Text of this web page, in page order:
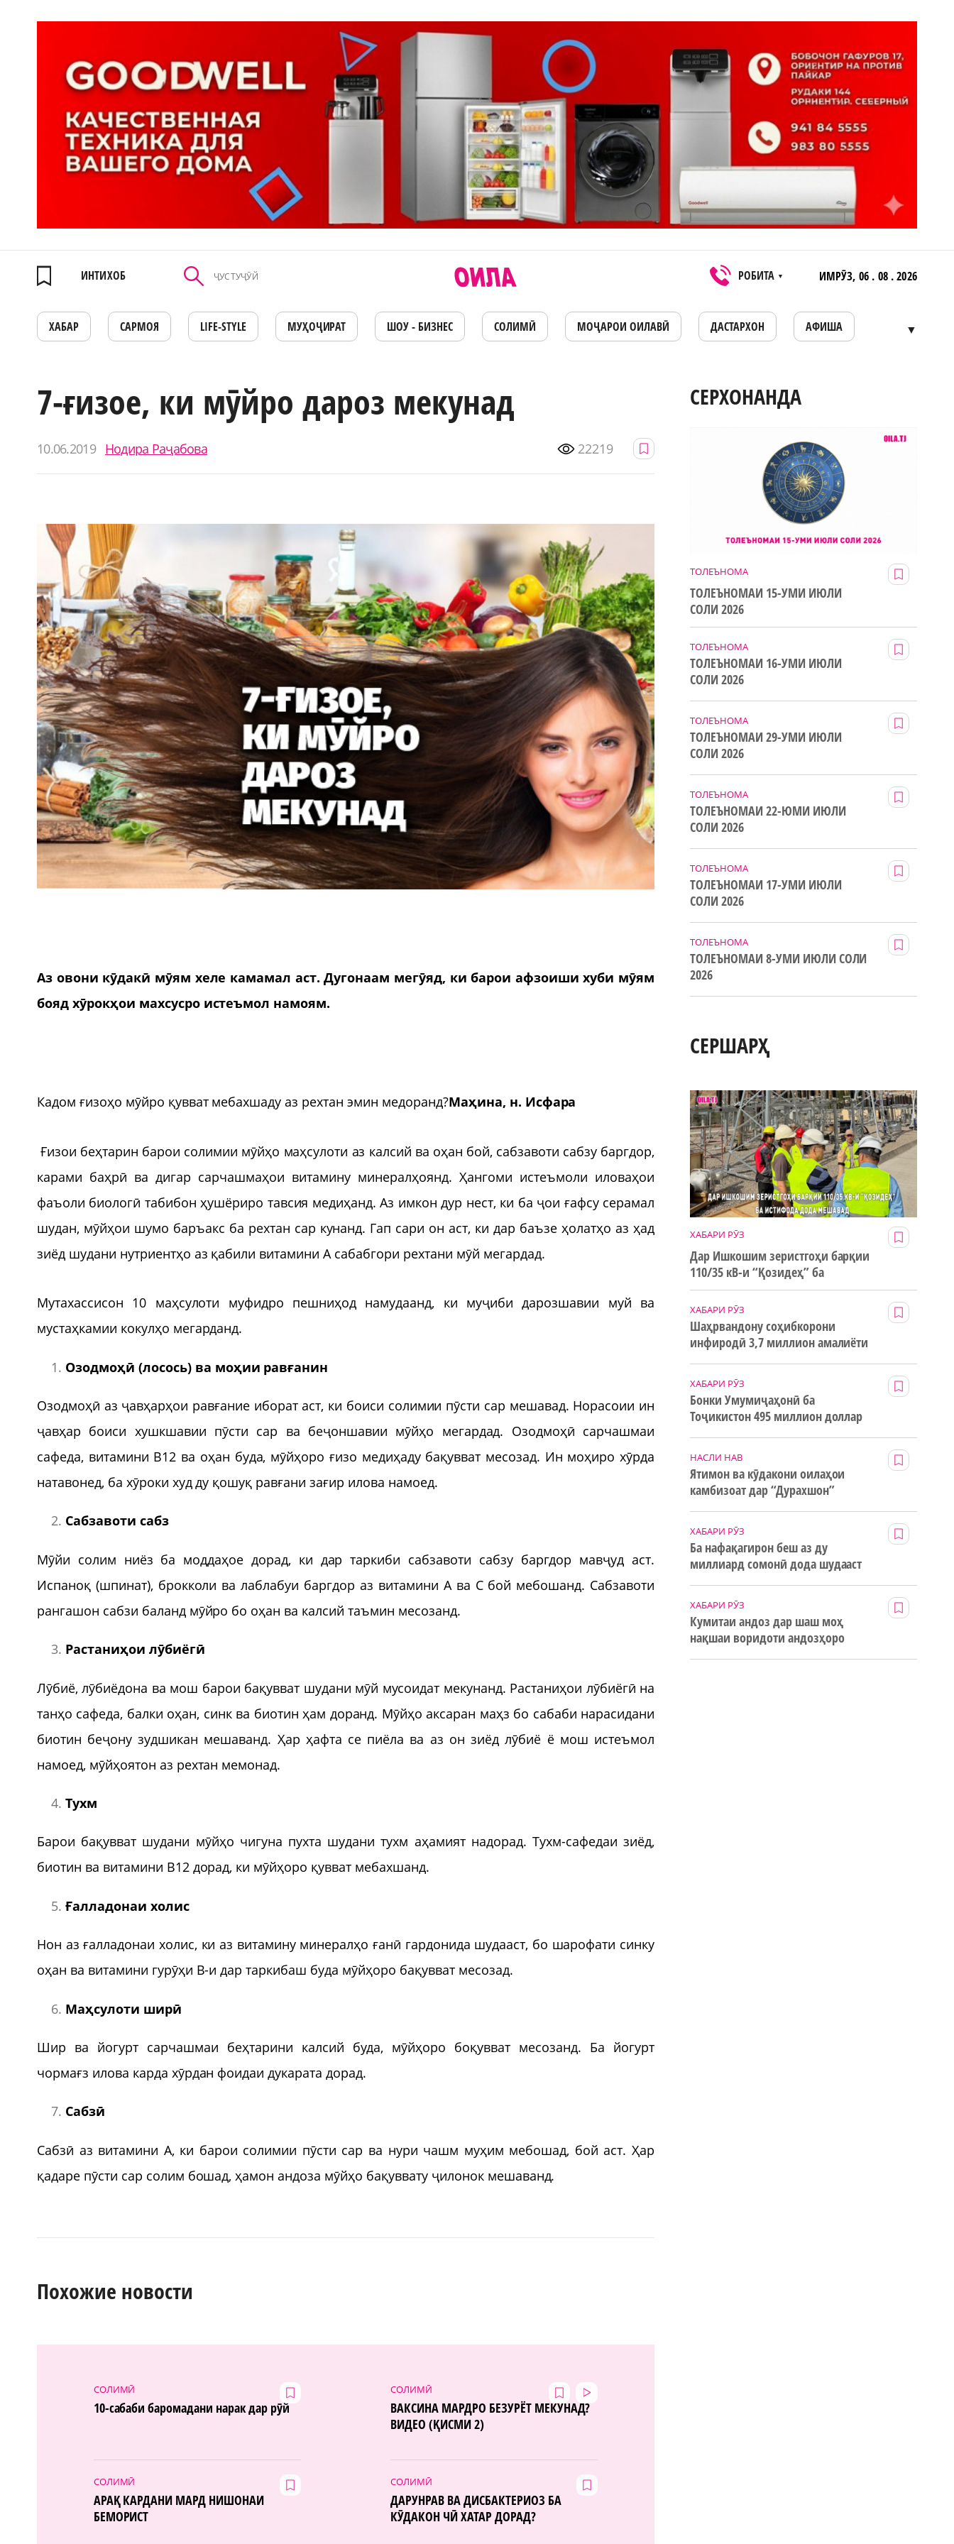
ИНТИХОБ РОБИТА ▼ ИМРӮЗ, 06 . 08 . 2026
ХАБАР САРМОЯ LIFE-STYLE МУҲОҶИРАТ ШОУ - БИЗНЕС СОЛИМӢ МОҶАРОИ ОИЛАВӢ ДАСТАРХОН АФИША ▼
7-ғизое, ки мӯйро дароз мекунад
10.06.2019 Нодира Раҷабова 22219
Аз овони кӯдакӣ мӯям хеле камамал аст. Дугонаам мегӯяд, ки барои афзоиши хуби мӯям
бояд хӯрокҳои махсусро истеъмол намоям.
Кадом ғизоҳо мӯйро қувват мебахшаду аз рехтан эмин медоранд?Маҳина, н. Исфара
Ғизои беҳтарин барои солимии мӯйҳо маҳсулоти аз калсий ва оҳан бой, сабзавоти сабзу баргдор,
карами баҳрӣ ва дигар сарчашмаҳои витамину минералҳоянд. Ҳангоми истеъмоли иловаҳои
фаъоли биологӣ табибон ҳушёриро тавсия медиҳанд. Аз имкон дур нест, ки ба ҷои ғафсу серамал
шудан, мӯйҳои шумо баръакс ба рехтан сар кунанд. Гап сари он аст, ки дар баъзе ҳолатҳо аз ҳад
зиёд шудани нутриентҳо аз қабили витамини А сабабгори рехтани мӯй мегардад.
Мутахассисон 10 маҳсулоти муфидро пешниҳод намудаанд, ки муҷиби дарозшавии муй ва
мустаҳкамии кокулҳо мегарданд.
Озодмоҳӣ (лосось) ва моҳии равғанин
Озодмоҳӣ аз ҷавҳарҳои равғание иборат аст, ки боиси солимии пӯсти сар мешавад. Норасоии ин
ҷавҳар боиси хушкшавии пӯсти сар ва беҷоншавии мӯйҳо мегардад. Озодмоҳӣ сарчашмаи
сафеда, витамини В12 ва оҳан буда, мӯйҳоро ғизо медиҳаду бақувват месозад. Ин моҳиро хӯрда
натавонед, ба хӯроки худ ду қошуқ равғани зағир илова намоед.
Сабзавоти сабз
Мӯйи солим ниёз ба моддаҳое дорад, ки дар таркиби сабзавоти сабзу баргдор мавҷуд аст.
Испаноқ (шпинат), брокколи ва лаблабуи баргдор аз витамини А ва С бой мебошанд. Сабзавоти
рангашон сабзи баланд мӯйро бо оҳан ва калсий таъмин месозанд.
Растаниҳои лӯбиёгӣ
Лӯбиё, лӯбиёдона ва мош барои бақувват шудани мӯй мусоидат мекунанд. Растаниҳои лӯбиёгӣ на
танҳо сафеда, балки оҳан, синк ва биотин ҳам доранд. Мӯйҳо аксаран маҳз бо сабаби нарасидани
биотин беҷону зудшикан мешаванд. Ҳар ҳафта се пиёла ва аз он зиёд лӯбиё ё мош истеъмол
намоед, мӯйҳоятон аз рехтан мемонад.
Тухм
Барои бақувват шудани мӯйҳо чигуна пухта шудани тухм аҳамият надорад. Тухм-сафедаи зиёд,
биотин ва витамини В12 дорад, ки мӯйҳоро қувват мебахшанд.
Ғалладонаи холис
Нон аз ғалладонаи холис, ки аз витамину минералҳо ғанӣ гардонида шудааст, бо шарофати синку
оҳан ва витамини гурӯҳи В-и дар таркибаш буда мӯйҳоро бақувват месозад.
Маҳсулоти ширӣ
Шир ва йогурт сарчашмаи беҳтарини калсий буда, мӯйҳоро боқувват месозанд. Ба йогурт
чормағз илова карда хӯрдан фоидаи дукарата дорад.
Сабзӣ
Сабзӣ аз витамини А, ки барои солимии пӯсти сар ва нури чашм муҳим мебошад, бой аст. Ҳар
қадаре пӯсти сар солим бошад, ҳамон андоза мӯйҳо бақуввату ҷилонок мешаванд.
Похожие новости
СОЛИМӢ
10-сабаби баромадани нарак дар рӯй
СОЛИМӢ
ВАКСИНА МАРДРО БЕЗУРЁТ МЕКУНАД?
ВИДЕО (ҚИСМИ 2)
СОЛИМӢ
АРАҚ КАРДАНИ МАРД НИШОНАИ
БЕМОРИСТ
СОЛИМӢ
ДАРУНРАВ ВА ДИСБАКТЕРИОЗ БА
КӮДАКОН ЧӢ ХАТАР ДОРАД?
СЕРХОНАНДА
ТОЛЕЪНОМА
ТОЛЕЪНОМАИ 15-УМИ ИЮЛИ
СОЛИ 2026
ТОЛЕЪНОМА
ТОЛЕЪНОМАИ 16-УМИ ИЮЛИ
СОЛИ 2026
ТОЛЕЪНОМА
ТОЛЕЪНОМАИ 29-УМИ ИЮЛИ
СОЛИ 2026
ТОЛЕЪНОМА
ТОЛЕЪНОМАИ 22-ЮМИ ИЮЛИ
СОЛИ 2026
ТОЛЕЪНОМА
ТОЛЕЪНОМАИ 17-УМИ ИЮЛИ
СОЛИ 2026
ТОЛЕЪНОМА
ТОЛЕЪНОМАИ 8-УМИ ИЮЛИ СОЛИ
2026
СЕРШАРҲ
ХАБАРИ РӮЗ
Дар Ишкошим зеристгоҳи барқии
110/35 кВ-и “Қозидеҳ” ба
истифода дода мешавад
ХАБАРИ РӮЗ
Шаҳрвандону соҳибкорони
инфиродӣ 3,7 миллион амалиёти
ХАБАРИ РӮЗ
Бонки Умумиҷаҳонӣ ба
Тоҷикистон 495 миллион доллар
НАСЛИ НАВ
Ятимон ва кӯдакони оилаҳои
камбизоат дар “Дурахшон”
ХАБАРИ РӮЗ
Ба нафақагирон беш аз ду
миллиард сомонӣ дода шудааст
ХАБАРИ РӮЗ
Кумитаи андоз дар шаш моҳ
нақшаи воридоти андозҳоро